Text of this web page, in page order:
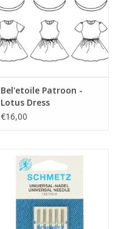
Bel'etoile Patroon -
Lotus Dress
€16,00